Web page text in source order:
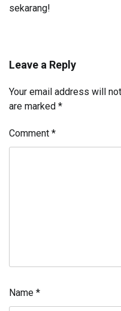
sekarang!
Leave a Reply
Your email address will
are marked *
Comment *
Name *